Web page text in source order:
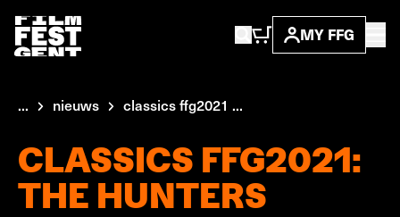
MY FFG
... nieuws classics ffg2021 ...
CLASSICS FFG2021:
THE HUNTERS